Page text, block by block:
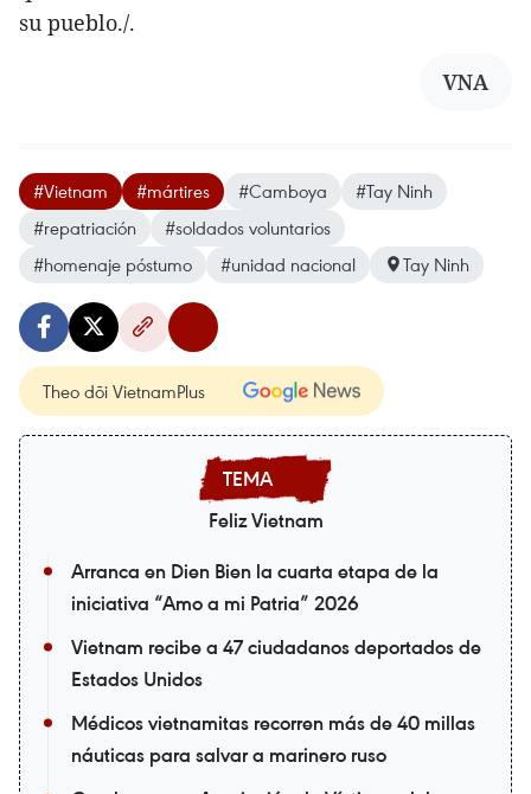
su pueblo./.
VNA
#Vietnam #mártires #Camboya
#Tay Ninh
#repatriación
#soldados voluntarios
#homenaje póstumo
#unidad nacional Tay Ninh
Theo dõi VietnamPlus
Feliz Vietnam
Arranca en Dien Bien la cuarta etapa de la
iniciativa “Amo a mi Patria” 2026
Vietnam recibe a 47 ciudadanos deportados de
Estados Unidos
Médicos vietnamitas recorren más de 40 millas
náuticas para salvar a marinero ruso